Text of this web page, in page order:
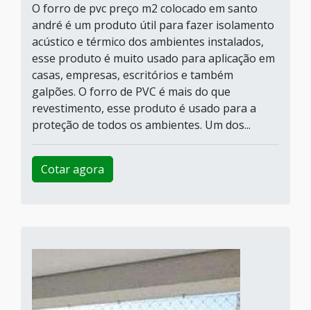
O forro de pvc preço m2 colocado em santo
andré é um produto útil para fazer isolamento
acústico e térmico dos ambientes instalados,
esse produto é muito usado para aplicação em
casas, empresas, escritórios e também
galpões. O forro de PVC é mais do que
revestimento, esse produto é usado para a
proteção de todos os ambientes. Um dos...
Cotar agora